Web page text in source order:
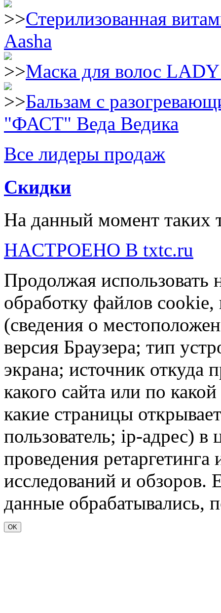
Стерилизованная
Aasha
Маска для волос
Бальзам с
"ФАСТ" Веда Ведика
Все лидеры продаж
Скидки
На данный момент таких
HACTPOEHO B txtc.ru
Продолжая использовать
обработку файлов cookie,
(сведения о
версия Браузера; тип
экрана; источник откуда
какого сайта или по
какие страницы
пользователь; ip-адрес)
проведения ретаргетинга
исследований и обзоров.
данные обрабатывались,
OK